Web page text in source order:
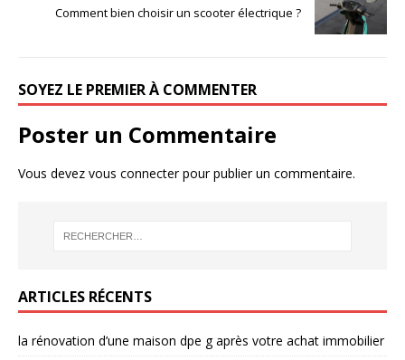
Comment bien choisir un scooter électrique ?
SOYEZ LE PREMIER À COMMENTER
Poster un Commentaire
Vous devez vous connecterpour publier un commentaire.
ARTICLES RÉCENTS
la rénovation d’une maison dpe g après votre achat immobilier